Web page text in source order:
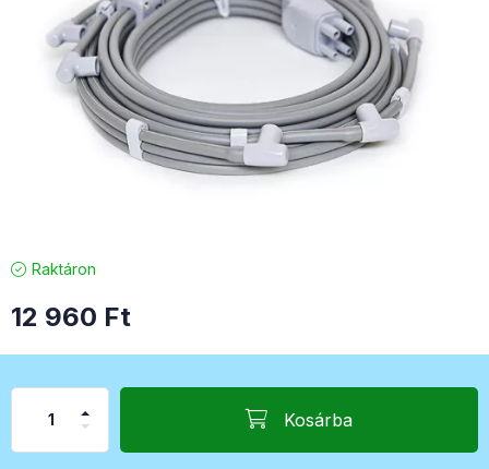
Raktáron
12 960 Ft
Kosárba